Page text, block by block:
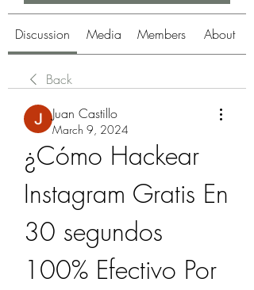
Discussion Media Members About
Back
Juan Castillo
March 9, 2024
¿Cómo Hackear
Instagram Gratis En
30 segundos
100% Efectivo Por